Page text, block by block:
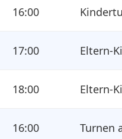
16:00
17:00 Eltern-
18:00 Eltern-
16:00 Turnen